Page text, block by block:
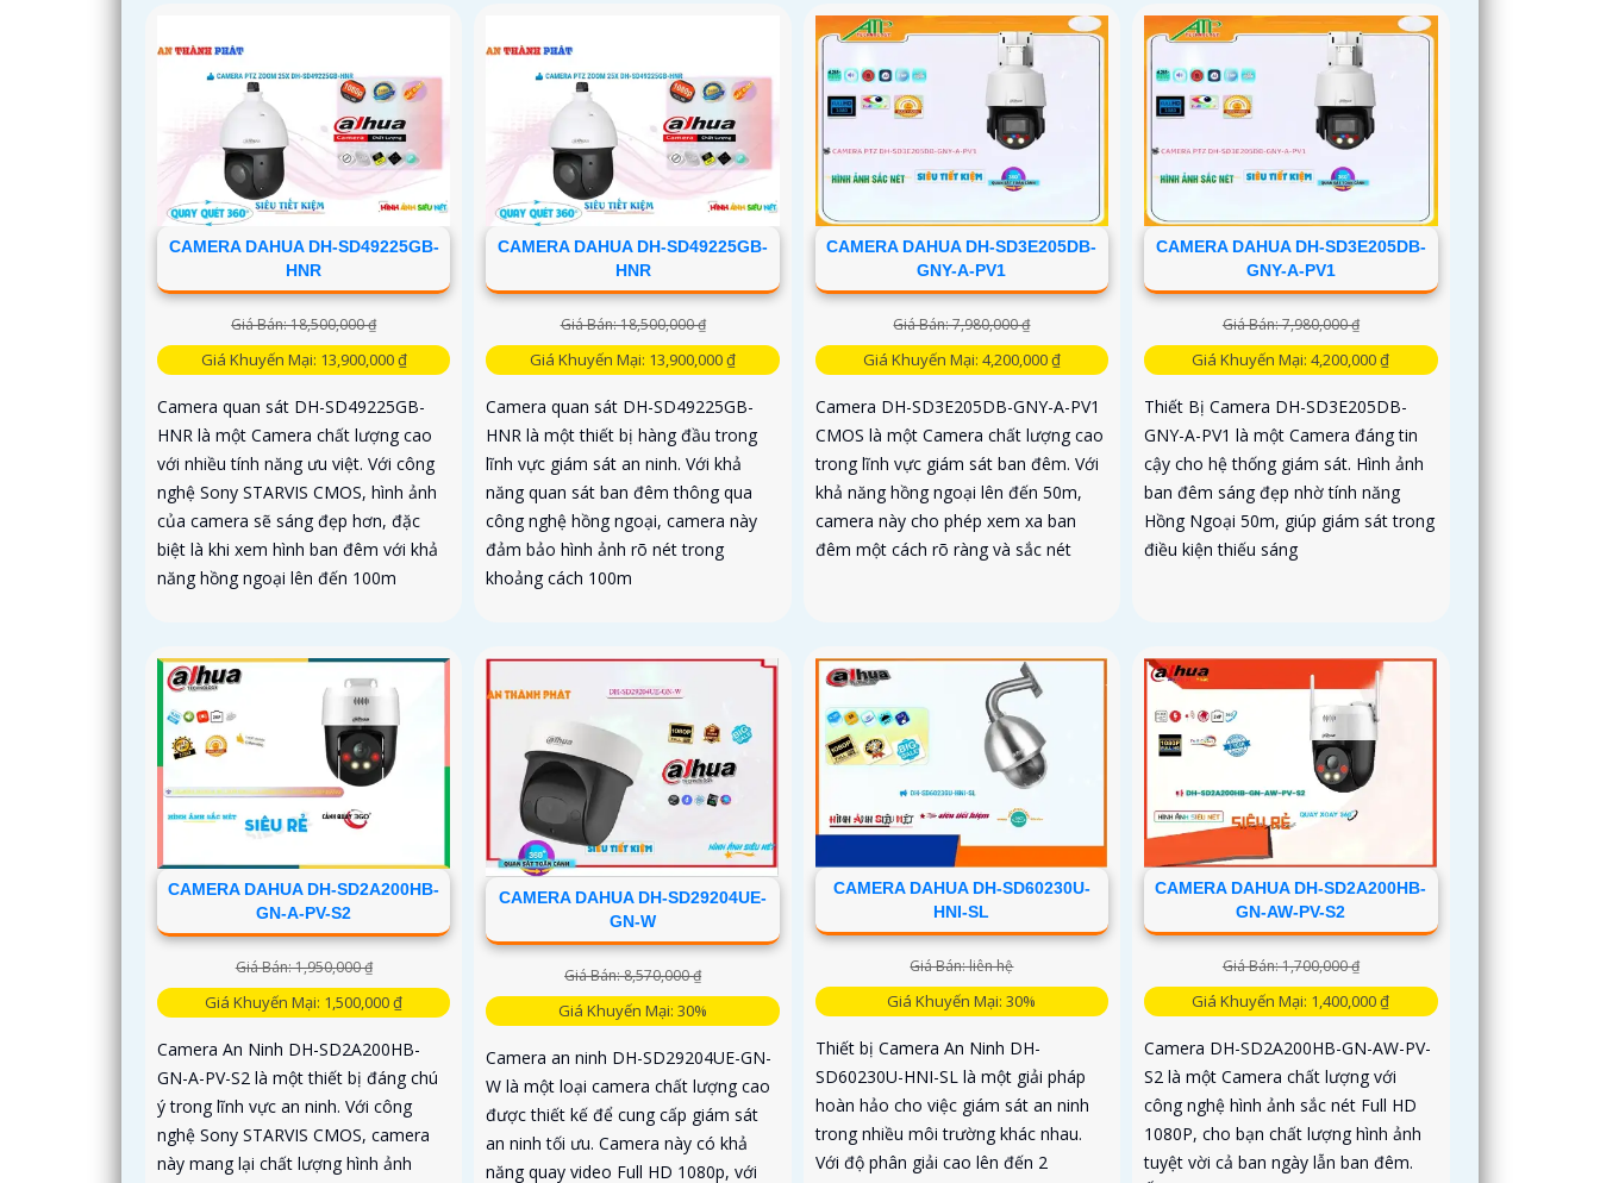
CAMERA DAHUA DH-SD49225GB-
HNR
Giá Bán: 18,500,000 ₫
Giá Khuyến Mại: 13,900,000 ₫
Camera quan sát DH-SD49225GB-
HNR là một Camera chất lượng cao
với nhiều tính năng ưu việt. Với công
nghệ Sony STARVIS CMOS, hình ảnh
của camera sẽ sáng đẹp hơn, đặc
biệt là khi xem hình ban đêm với khả
năng hồng ngoại lên đến 100m
CAMERA DAHUA DH-SD49225GB-
HNR
Giá Bán: 18,500,000 ₫
Giá Khuyến Mại: 13,900,000 ₫
Camera quan sát DH-SD49225GB-
HNR là một thiết bị hàng đầu trong
lĩnh vực giám sát an ninh. Với khả
năng quan sát ban đêm thông qua
công nghệ hồng ngoại, camera này
đảm bảo hình ảnh rõ nét trong
khoảng cách 100m
CAMERA DAHUA DH-SD3E205DB-
GNY-A-PV1
Giá Bán: 7,980,000 ₫
Giá Khuyến Mại: 4,200,000 ₫
Camera DH-SD3E205DB-GNY-A-PV1
CMOS là một Camera chất lượng cao
trong lĩnh vực giám sát ban đêm. Với
khả năng hồng ngoại lên đến 50m,
camera này cho phép xem xa ban
đêm một cách rõ ràng và sắc nét
CAMERA DAHUA DH-SD3E205DB-
GNY-A-PV1
Giá Bán: 7,980,000 ₫
Giá Khuyến Mại: 4,200,000 ₫
Thiết Bị Camera DH-SD3E205DB-
GNY-A-PV1 là một Camera đáng tin
cậy cho hệ thống giám sát. Hình ảnh
ban đêm sáng đẹp nhờ tính năng
Hồng Ngoại 50m, giúp giám sát trong
điều kiện thiếu sáng
CAMERA DAHUA DH-SD2A200HB-
GN-A-PV-S2
Giá Bán: 1,950,000 ₫
Giá Khuyến Mại: 1,500,000 ₫
Camera An Ninh DH-SD2A200HB-
GN-A-PV-S2 là một thiết bị đáng chú
ý trong lĩnh vực an ninh. Với công
nghệ Sony STARVIS CMOS, camera
này mang lại chất lượng hình ảnh
CAMERA DAHUA DH-SD29204UE-
GN-W
Giá Bán: 8,570,000 ₫
Giá Khuyến Mại: 30%
Camera an ninh DH-SD29204UE-GN-
W là một loại camera chất lượng cao
được thiết kế để cung cấp giám sát
an ninh tối ưu. Camera này có khả
năng quay video Full HD 1080p, với
CAMERA DAHUA DH-SD60230U-
HNI-SL
Giá Bán: liên hệ
Giá Khuyến Mại: 30%
Thiết bị Camera An Ninh DH-
SD60230U-HNI-SL là một giải pháp
hoàn hảo cho việc giám sát an ninh
trong nhiều môi trường khác nhau.
Với độ phân giải cao lên đến 2
CAMERA DAHUA DH-SD2A200HB-
GN-AW-PV-S2
Giá Bán: 1,700,000 ₫
Giá Khuyến Mại: 1,400,000 ₫
Camera DH-SD2A200HB-GN-AW-PV-
S2 là một Camera chất lượng với
công nghệ hình ảnh sắc nét Full HD
1080P, cho bạn chất lượng hình ảnh
tuyệt vời cả ban ngày lẫn ban đêm.